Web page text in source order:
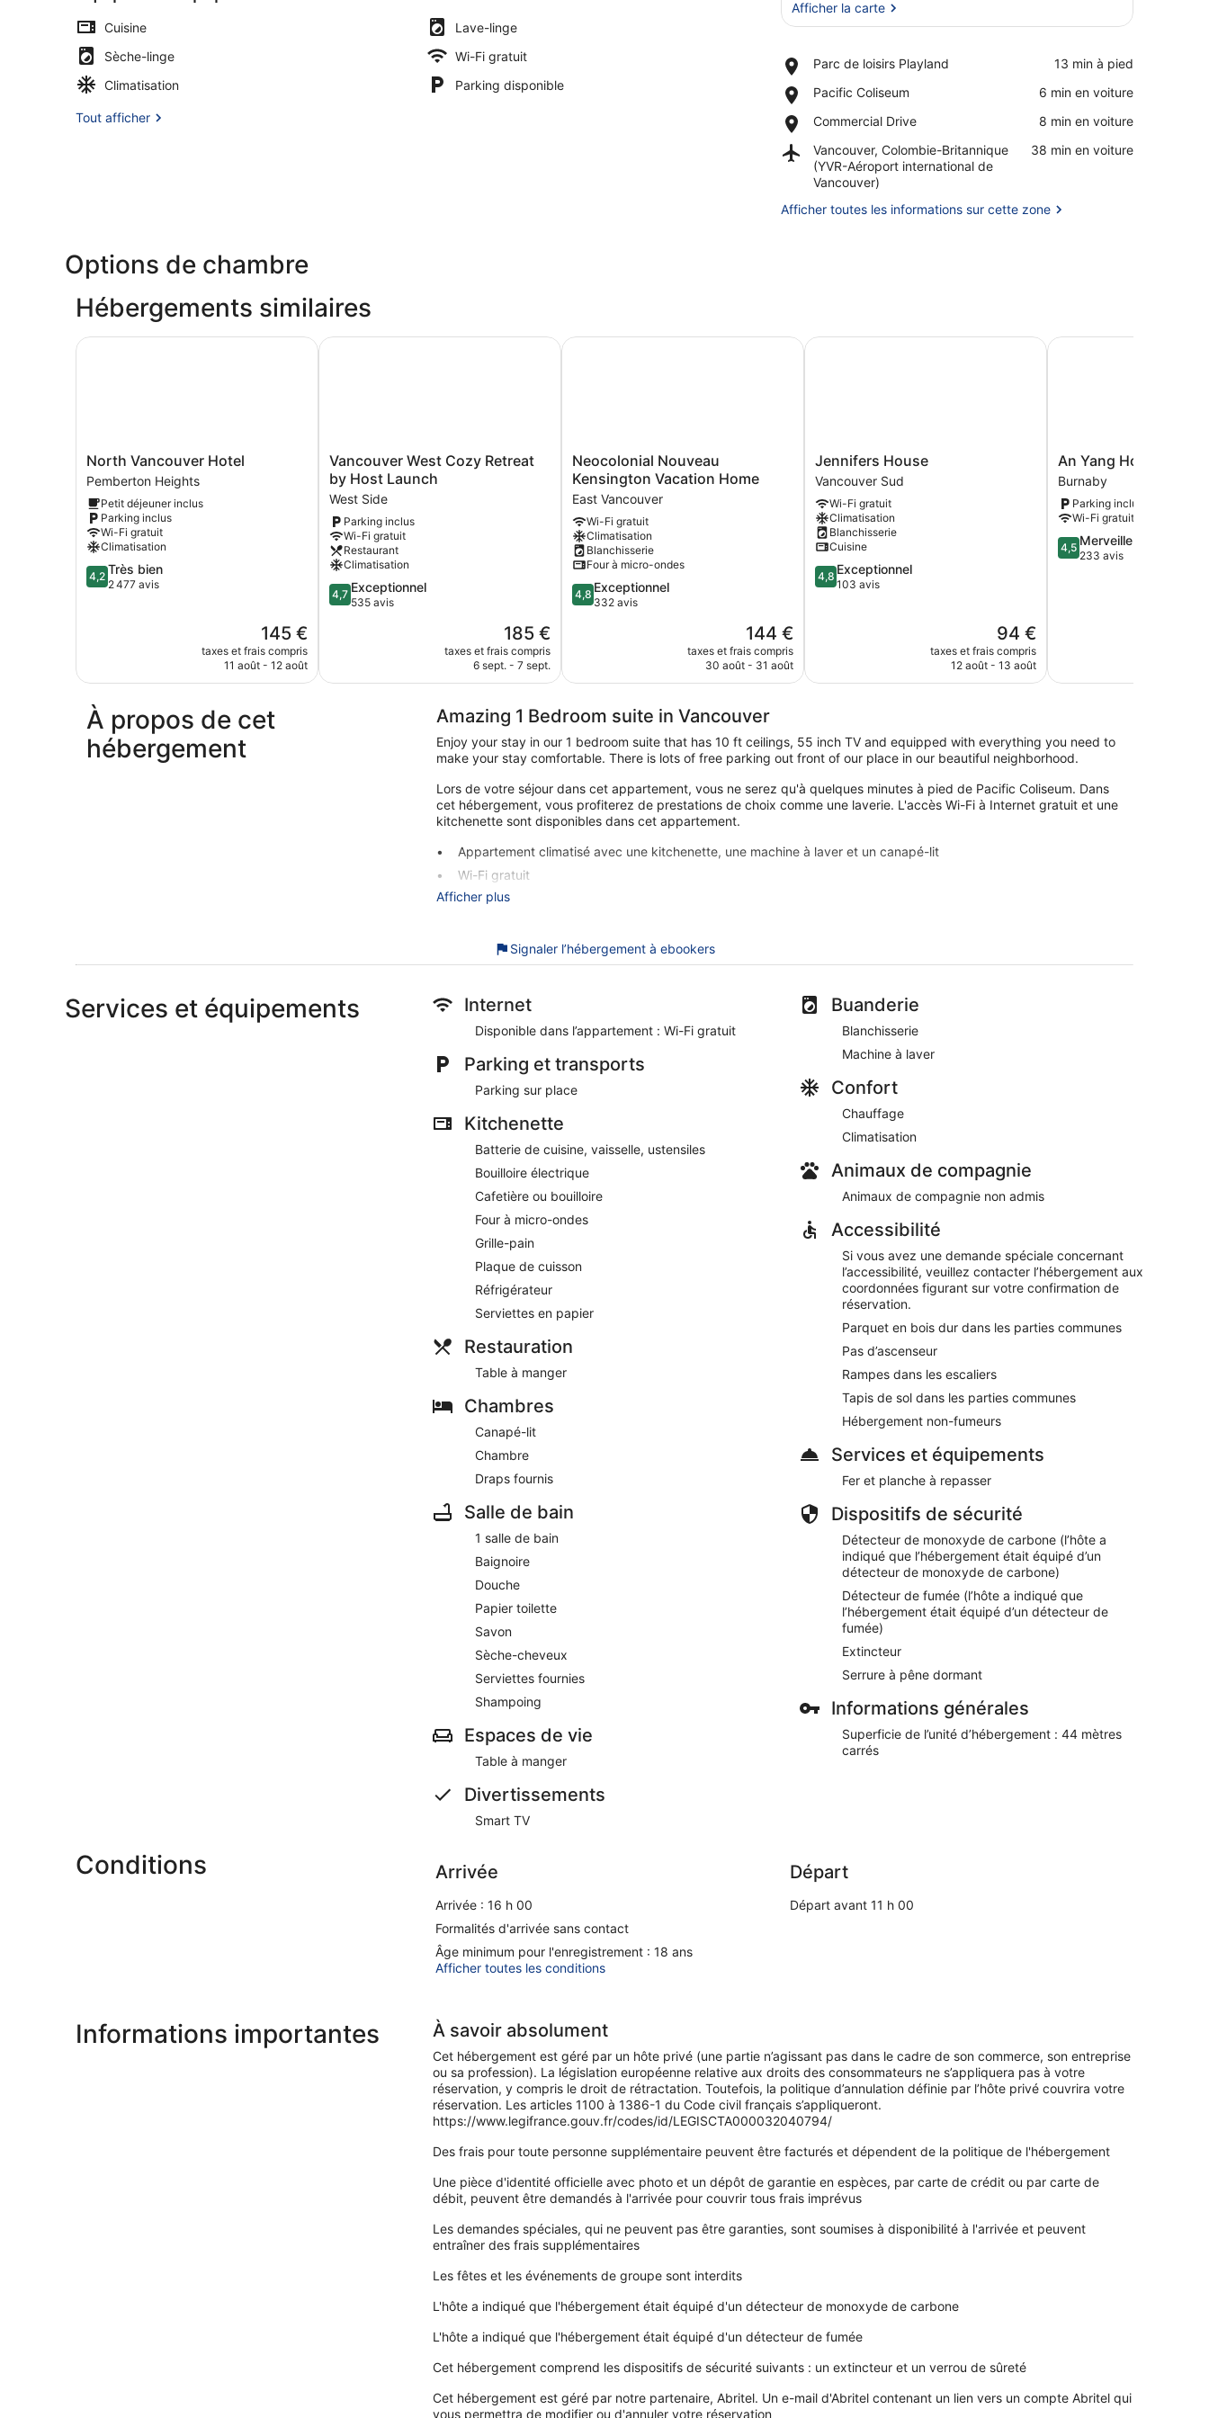
Cuisine
Lave-linge
Sèche-linge
Wi-Fi gratuit
Climatisation
Parking disponible
Tout afficher
Afficher la carte
Parc de loisirs Playland
Place,
de
Playland
‪13 min à pied‬
Pacific Coliseum
Place,
Coliseum
‪6 min en voiture‬
Commercial Drive
Place,
Drive
‪8 min en voiture‬
Vancouver, Colombie-Britannique
(YVR-Aéroport international de
Vancouver)
Airport,
Vancouver,
Colombie-
(YVR-
‪38 min en voiture‬
Afficher toutes les informations sur cette zone
Options de chambre
Hébergements similaires
North
Vancouver
Hotel
Pemberton
Heights
North Vancouver Hotel
Pemberton Heights
Petit déjeuner inclus
Parking inclus
Wi-Fi gratuit
Climatisation
4.2
sur
4,2 Très bien
2 477 avis
Le
nouveau
prix
145 €
145 €
taxes et frais compris
11 août - 12 août
North Vancouver Hotel
Vancouver
West
Cozy
Retreat
by
Host
Launch
West
Side
Vancouver West Cozy Retreat
by Host Launch
West Side
Parking inclus
Wi-Fi gratuit
Restaurant
Climatisation
4.7
sur
4,7 Exceptionnel
535 avis
Le
nouveau
prix
185 €
185 €
taxes et frais compris
6 sept. - 7 sept.
Vancouver West Cozy Retreat by Host Launch
Neocolonial
Nouveau
Kensington
Vacation
Home
East
Vancouver
Neocolonial Nouveau
Kensington Vacation Home
East Vancouver
Wi-Fi gratuit
Climatisation
Blanchisserie
Four à micro-ondes
4.8
sur
4,8 Exceptionnel
332 avis
Le
nouveau
prix
144 €
144 €
taxes et frais compris
30 août - 31 août
Neocolonial Nouveau Kensington Vacation Home
Jennifers
House
Vancouver
Sud
Jennifers House
Vancouver Sud
Wi-Fi gratuit
Climatisation
Blanchisserie
Cuisine
4.8
sur
4,8 Exceptionnel
103 avis
Le
nouveau
prix
94 €
taxes et frais compris
12 août - 13 août
Jennifers House
An
Yang
House
Burnaby
An Yang House
Burnaby
Parking inclus
Wi-Fi gratuit
4.5
sur
4,5 Merveilleux
233 avis
An Yang House
À propos de cet
hébergement
Amazing 1 Bedroom suite in Vancouver
Enjoy your stay in our 1 bedroom suite that has 10 ft ceilings, 55 inch TV and equipped with everything you need to
make your stay comfortable. There is lots of free parking out front of our place in our beautiful neighborhood.
Lors de votre séjour dans cet appartement, vous ne serez qu'à quelques minutes à pied de Pacific Coliseum. Dans
cet hébergement, vous profiterez de prestations de choix comme une laverie. L'accès Wi-Fi à Internet gratuit et une
kitchenette sont disponibles dans cet appartement.
Appartement climatisé avec une kitchenette, une machine à laver et un canapé-lit
Wi-Fi gratuit
Parmi les prestations offertes, on trouve notamment une laverie
Cet appartement propose de nombreux services de choix comme une laverie. La réception est ouverte 24h/24.
Cet appartement de Vancouver est non-fumeurs.
Afficher plus
Signaler l’hébergement à ebookers
Services et équipements Internet
Disponible dans l’appartement : Wi-Fi gratuit
Parking et transports
Parking sur place
Kitchenette
Batterie de cuisine, vaisselle, ustensiles
Bouilloire électrique
Cafetière ou bouilloire
Four à micro-ondes
Grille-pain
Plaque de cuisson
Réfrigérateur
Serviettes en papier
Restauration
Table à manger
Chambres
Canapé-lit
Chambre
Draps fournis
Salle de bain
1 salle de bain
Baignoire
Douche
Papier toilette
Savon
Sèche-cheveux
Serviettes fournies
Shampoing
Espaces de vie
Table à manger
Divertissements
Smart TV
Buanderie
Blanchisserie
Machine à laver
Confort
Chauffage
Climatisation
Animaux de compagnie
Animaux de compagnie non admis
Accessibilité
Si vous avez une demande spéciale concernant
l’accessibilité, veuillez contacter l’hébergement aux
coordonnées figurant sur votre confirmation de
réservation.
Parquet en bois dur dans les parties communes
Pas d’ascenseur
Rampes dans les escaliers
Tapis de sol dans les parties communes
Hébergement non-fumeurs
Services et équipements
Fer et planche à repasser
Dispositifs de sécurité
Détecteur de monoxyde de carbone (l’hôte a
indiqué que l’hébergement était équipé d’un
détecteur de monoxyde de carbone)
Détecteur de fumée (l’hôte a indiqué que
l’hébergement était équipé d’un détecteur de
fumée)
Extincteur
Serrure à pêne dormant
Informations générales
Superficie de l’unité d’hébergement : 44 mètres
carrés
Conditions Arrivée
Arrivée : 16 h 00
Formalités d'arrivée sans contact
Âge minimum pour l'enregistrement : 18 ans
Départ
Départ avant 11 h 00
Afficher toutes les conditions
Informations importantes À savoir absolument
Cet hébergement est géré par un hôte privé (une partie n’agissant pas dans le cadre de son commerce, son entreprise
ou sa profession). La législation européenne relative aux droits des consommateurs ne s’appliquera pas à votre
réservation, y compris le droit de rétractation. Toutefois, la politique d’annulation définie par l’hôte privé couvrira votre
réservation. Les articles 1100 à 1386-1 du Code civil français s’appliqueront.
https://www.legifrance.gouv.fr/codes/id/LEGISCTA000032040794/
Des frais pour toute personne supplémentaire peuvent être facturés et dépendent de la politique de l'hébergement
Une pièce d'identité officielle avec photo et un dépôt de garantie en espèces, par carte de crédit ou par carte de
débit, peuvent être demandés à l'arrivée pour couvrir tous frais imprévus
Les demandes spéciales, qui ne peuvent pas être garanties, sont soumises à disponibilité à l'arrivée et peuvent
entraîner des frais supplémentaires
Les fêtes et les événements de groupe sont interdits
L'hôte a indiqué que l'hébergement était équipé d'un détecteur de monoxyde de carbone
L'hôte a indiqué que l'hébergement était équipé d'un détecteur de fumée
Cet hébergement comprend les dispositifs de sécurité suivants : un extincteur et un verrou de sûreté
Cet hébergement est géré par notre partenaire, Abritel. Un e-mail d'Abritel contenant un lien vers un compte Abritel qui
vous permettra de modifier ou d'annuler votre réservation